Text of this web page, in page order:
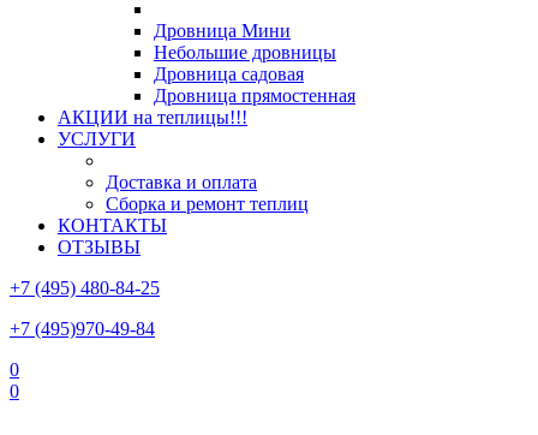
Дровница Мини
Небольшие дровницы
Дровница садовая
Дровница прямостенная
АКЦИИ на теплицы!!!
УСЛУГИ
Доставка и оплата
Сборка и ремонт теплиц
КОНТАКТЫ
ОТЗЫВЫ
+7 (495) 480-84-25
+7 (495)970-49-84
0
0